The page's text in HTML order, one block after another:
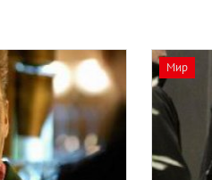
Мир